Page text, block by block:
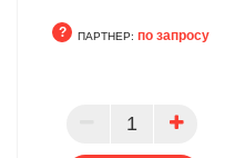
ПАРТНЕР: по запросу